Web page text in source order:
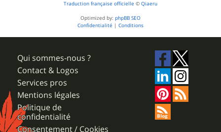
Traduction française officielle © Qiaeru
Optimized by: phpBB SEO
Confidentialité | Conditions
Qui sommes-nous ?
Contact & Logos
Services pros
Mentions légales
Politique de
confidentialité
Consentement / Cookies